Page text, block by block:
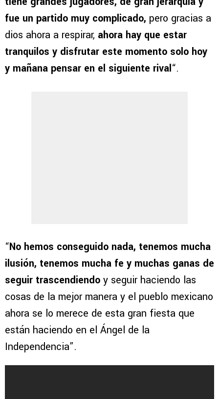
fue un partido muy complicado, pero gracias a
dios ahora a respirar, ahora hay que estar
tranquilos y disfrutar este momento solo hoy
y mañana pensar en el siguiente rival“.
“No hemos conseguido nada, tenemos mucha
ilusión, tenemos mucha fe y muchas ganas de
seguir trascendiendo y seguir haciendo las
cosas de la mejor manera y el pueblo mexicano
ahora se lo merece de esta gran fiesta que
están haciendo en el Ángel de la
Independencia”.